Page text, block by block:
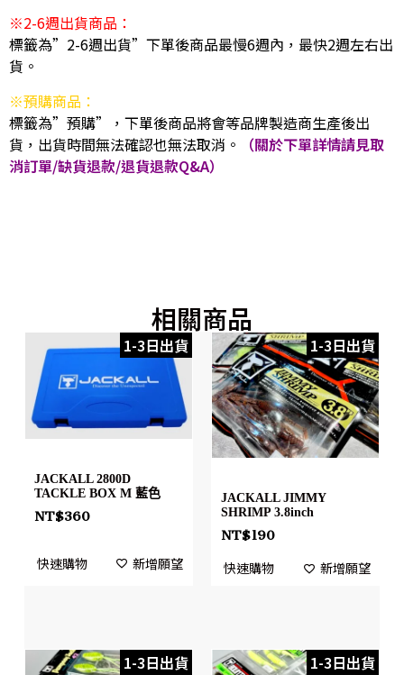
※2-6週出貨商品：
標籤為”2-6週出貨”下單後商品最慢6週內，最快2週左右出
貨。
※預購商品：
標籤為”預購”，下單後商品將會等品牌製造商生產後出
貨，出貨時間無法確認也無法取消。
（關於下單詳情請見取
消訂單/缺貨退款/退貨退款Q&A）
相關商品
1-3日出貨
JACKALL 2800D
TACKLE BOX M 藍色
NT$360
快速購物 新增願望
1-3日出貨
JACKALL JIMMY
SHRIMP 3.8inch
NT$190
快速購物 新增願望
1-3日出貨 1-3日出貨